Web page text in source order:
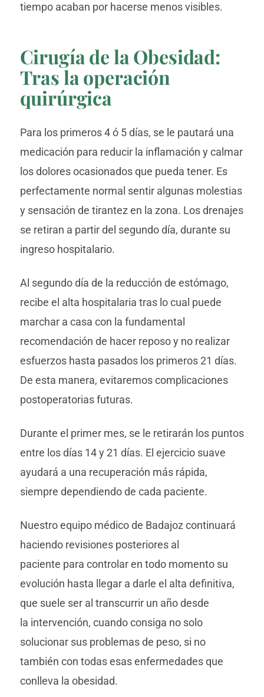
tiempo acaban por hacerse menos visibles.
Cirugía de la Obesidad:
Tras la operación
quirúrgica
Para los primeros 4 ó 5 días, se le pautará una
medicación para reducir la inflamación y calmar
los dolores ocasionados que pueda tener. Es
perfectamente normal sentir algunas molestias
y sensación de tirantez en la zona. Los drenajes
se retiran a partir del segundo día, durante su
ingreso hospitalario.
Al segundo día de la reducción de estómago,
recibe el alta hospitalaria tras lo cual puede
marchar a casa con la fundamental
recomendación de hacer reposo y no realizar
esfuerzos hasta pasados los primeros 21 días.
De esta manera, evitaremos complicaciones
postoperatorias futuras.
Durante el primer mes, se le retirarán los puntos
entre los días 14 y 21 días. El ejercicio suave
ayudará a una recuperación más rápida,
siempre dependiendo de cada paciente.
Nuestro equipo médico de Badajoz continuará
haciendo revisiones posteriores al
paciente para controlar en todo momento su
evolución hasta llegar a darle el alta definitiva,
que suele ser al transcurrir un año desde
la intervención, cuando consiga no solo
solucionar sus problemas de peso, si no
también con todas esas enfermedades que
conlleva la obesidad.